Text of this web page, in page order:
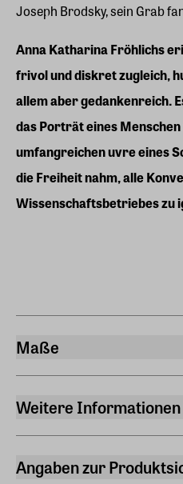
Joseph Brodsky, sein Grab
Anna Katharina Fröhlichs
frivol und diskret zugleich,
allem aber gedankenreich.
das Porträt eines
umfangreichen uvre eines
die Freiheit nahm, alle
Wissenschaftsbetriebes zu
Maße
Länge
20,60 cm
Höhe
Weitere Informationen
Verlag
Angaben zur